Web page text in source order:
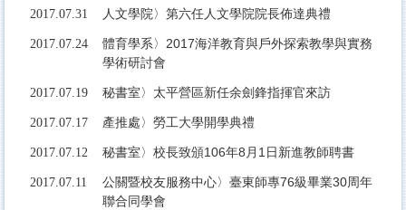
2017.07.31 人文學院〉第六任人文學院院長佈達典禮
2017.07.24
體育學系〉2017海洋教育與戶外探索教學與實務
學術研討會
2017.07.19 秘書室〉太平營區新任余劍鋒指揮官來訪
2017.07.17 產推處〉勞工大學開學典禮
2017.07.12 秘書室〉校長致頒106年8月1日新進教師聘書
2017.07.11
公關暨校友服務中心〉臺東師專76級畢業30周年
聯合同學會